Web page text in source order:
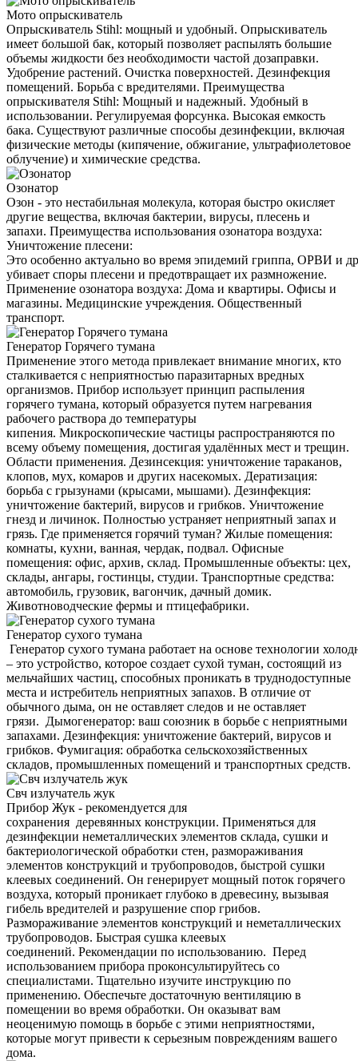
Мото опрыскиватель
Опрыскиватель Stihl: мощный и удобный. Опрыскиватель
имеет большой бак, который позволяет распылять большие
объемы жидкости без необходимости частой дозаправки.
Удобрение растений. Очистка поверхностей. Дезинфекция
помещений. Борьба с вредителями. Преимущества
опрыскивателя Stihl: Мощный и надежный. Удобный в
использовании. Регулируемая форсунка. Высокая емкость
бака. Существуют различные способы дезинфекции, включая
физические методы (кипячение, обжигание, ультрафиолетовое
облучение) и химические средства.
Озонатор
Озон - это нестабильная молекула, которая быстро окисляет
другие вещества, включая бактерии, вирусы, плесень и
запахи. Преимущества использования озонатора воздуха:
Уничтожение плесени:
Это особенно актуально во время эпидемий гриппа, ОРВИ и
убивает споры плесени и предотвращает их размножение.
Применение озонатора воздуха: Дома и квартиры. Офисы и
магазины. Медицинские учреждения. Общественный
транспорт.
Генератор Горячего тумана
Применение этого метода привлекает внимание многих, кто
сталкивается с неприятностью паразитарных вредных
организмов. Прибор использует принцип распыления
горячего тумана, который образуется путем нагревания
рабочего раствора до температуры
кипения. Микроскопические частицы распространяются по
всему объему помещения, достигая удалённых мест и трещин.
Области применения. Дезинсекция: уничтожение тараканов,
клопов, мух, комаров и других насекомых. Дератизация:
борьба с грызунами (крысами, мышами). Дезинфекция:
уничтожение бактерий, вирусов и грибков. Уничтожение
гнезд и личинок. Полностью устраняет неприятный запах и
грязь. Где применяется горячий туман? Жилые помещения:
комнаты, кухни, ванная, чердак, подвал. Офисные
помещения: офис, архив, склад. Промышленные объекты: цех,
склады, ангары, гостинцы, студии. Транспортные средства:
автомобиль, грузовик, вагончик, дачный домик.
Животноводческие фермы и птицефабрики.
Генератор сухого тумана
Генератор сухого тумана работает на основе технологии
– это устройство, которое создает сухой туман, состоящий из
мельчайших частиц, способных проникать в труднодоступные
места и истребитель неприятных запахов. В отличие от
обычного дыма, он не оставляет следов и не оставляет
грязи. Дымогенератор: ваш союзник в борьбе с неприятными
запахами. Дезинфекция: уничтожение бактерий, вирусов и
грибков. Фумигация: обработка сельскохозяйственных
складов, промышленных помещений и транспортных средств.
Свч излучатель жук
Прибор Жук - рекомендуется для
сохранения деревянных конструкции. Применяться для
дезинфекции неметаллических элементов склада, сушки и
бактериологической обработки стен, размораживания
элементов конструкций и трубопроводов, быстрой сушки
клеевых соединений. Он генерирует мощный поток горячего
воздуха, который проникает глубоко в древесину, вызывая
гибель вредителей и разрушение спор грибов.
Размораживание элементов конструкций и неметаллических
трубопроводов. Быстрая сушка клеевых
соединений. Рекомендации по использованию. Перед
использованием прибора проконсультируйтесь со
специалистами. Тщательно изучите инструкцию по
применению. Обеспечьте достаточную вентиляцию в
помещении во время обработки. Он оказыват вам
неоценимую помощь в борьбе с этими неприятностями,
которые могут привести к серьезным повреждениям вашего
дома.